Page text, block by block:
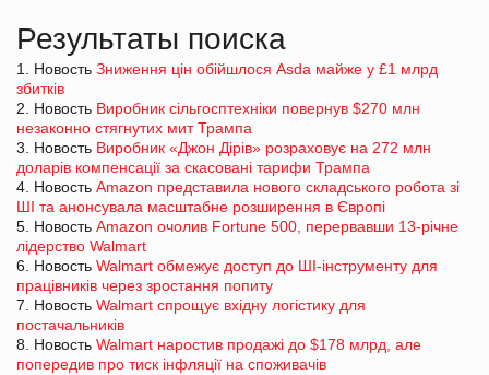
Результаты поиска
1. Новость Зниження цін обійшлося Asda майже у £1 млрд
збитків
2. Новость Виробник сільгосптехніки повернув $270 млн
незаконно стягнутих мит Трампа
3. Новость Виробник «Джон Дірів» розраховує на 272 млн
доларів компенсації за скасовані тарифи Трампа
4. Новость Amazon представила нового складського робота зі
ШІ та анонсувала масштабне розширення в Європі
5. Новость Amazon очолив Fortune 500, перервавши 13-річне
лідерство Walmart
6. Новость Walmart обмежує доступ до ШІ-інструменту для
працівників через зростання попиту
7. Новость Walmart спрощує вхідну логістику для
постачальників
8. Новость Walmart наростив продажі до $178 млрд, але
попередив про тиск інфляції на споживачів